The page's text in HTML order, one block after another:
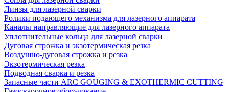
Линзы для лазерной сварки
Ролики подающего механизма для лазерного аппарата
Каналы направляющие для лазерного аппарата
Уплотнительные кольца для лазерной сварки
Дуговая строжка и экзотермическая резка
Воздушно-дуговая строжка и резка
Экзотермическая резка
Подводная сварка и резка
Запасные части ARC GOUGING & EXOTHERMIC CUTTING